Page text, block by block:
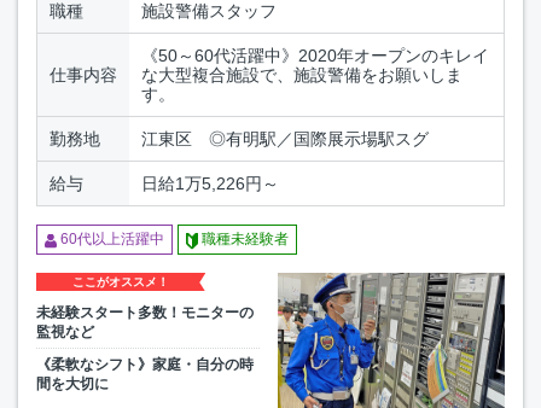
職種 施設警備スタッフ
仕事内容
《50～60代活躍中》2020年オープンのキレイ
な大型複合施設で、施設警備をお願いしま
す。
勤務地 江東区 ◎有明駅／国際展示場駅スグ
給与 日給1万5,226円～
60代以上活躍中 職種未経験者
ここがオススメ！
未経験スタート多数！モニターの
監視など
《柔軟なシフト》家庭・自分の時
間を大切に